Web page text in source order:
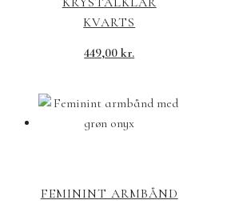
KVARTS
449,00kr.
FEMININT ARMBÅND